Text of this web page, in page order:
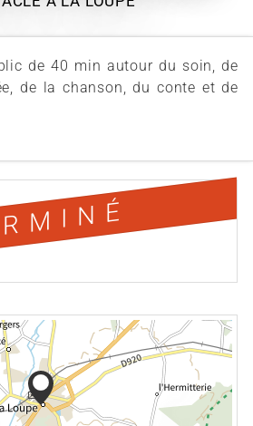
de 40 min autour du soin, de
de la chanson, du conte et de